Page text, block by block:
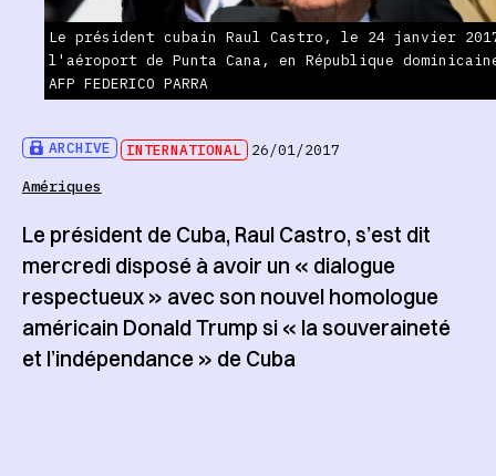
ARCHIVE INTERNATIONAL 26/01/2017
Amériques
Le président cubain Raul Castro, le 24 janvier
l'aéroport de Punta Cana, en République
AFP FEDERICO PARRA
Le président de Cuba, Raul Castro, s’est dit
mercredi disposé à avoir un « dialogue
respectueux » avec son nouvel homologue
américain Donald Trump si « la souveraineté
et l’indépendance » de Cuba